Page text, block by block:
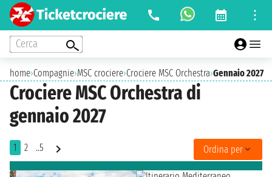
Cerca
home›Compagnie›MSC crociere›Crociere MSC Orchestra›Gennaio 2027
Crociere MSC Orchestra di
gennaio 2027
1 2 ..5 Ordina per